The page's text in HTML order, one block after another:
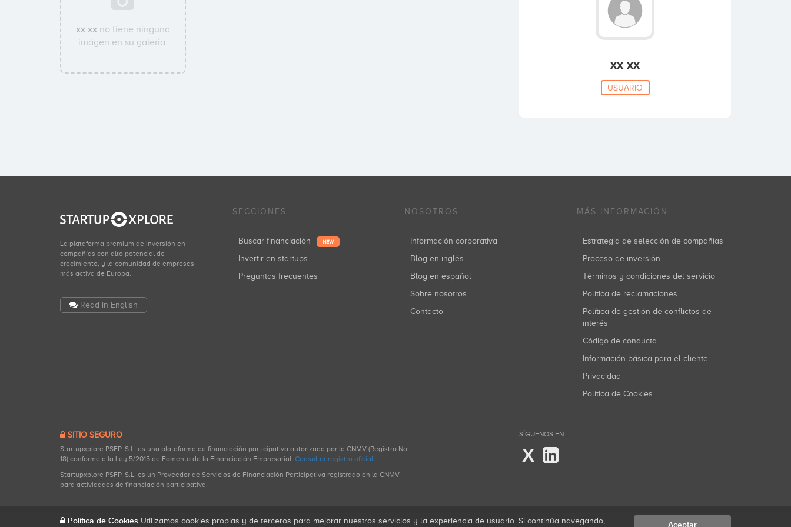
xx xxno tiene ninguna
imágen en su galería.
xx xx
USUARIO
La plataforma premium de inversión en
compañías con alto potencial de
crecimiento, y la comunidad de empresas
más activa de Europa.
Read in English
SECCIONES
Buscar financiación NEW
Invertir en startups
Preguntas frecuentes
NOSOTROS
Información corporativa
Blog en inglés
Blog en español
Sobre nosotros
Contacto
MÁS INFORMACIÓN
Estrategia de selección de compañías
Proceso de inversión
Términos y condiciones del servicio
Política de reclamaciones
Política de gestión de conflictos de
interés
Código de conducta
Información básica para el cliente
Privacidad
Política de Cookies
SITIO SEGURO
Startupxplore PSFP, S.L. es una plataforma de financiación participativa autorizada por la CNMV (Registro No.
18) conforme a la Ley 5/2015 de Fomento de la Financiación Empresarial. Consultar registro oficial.
Startupxplore PSFP, S.L. es un Proveedor de Servicios de Financiación Participativa registrado en la CNMV
para actividades de financiación participativa.
SÍGUENOS EN...
X
Política de Cookies Utilizamos cookies propias y de terceros para mejorar nuestros servicios y la experiencia de usuario. Si continúa navegando, Aceptar